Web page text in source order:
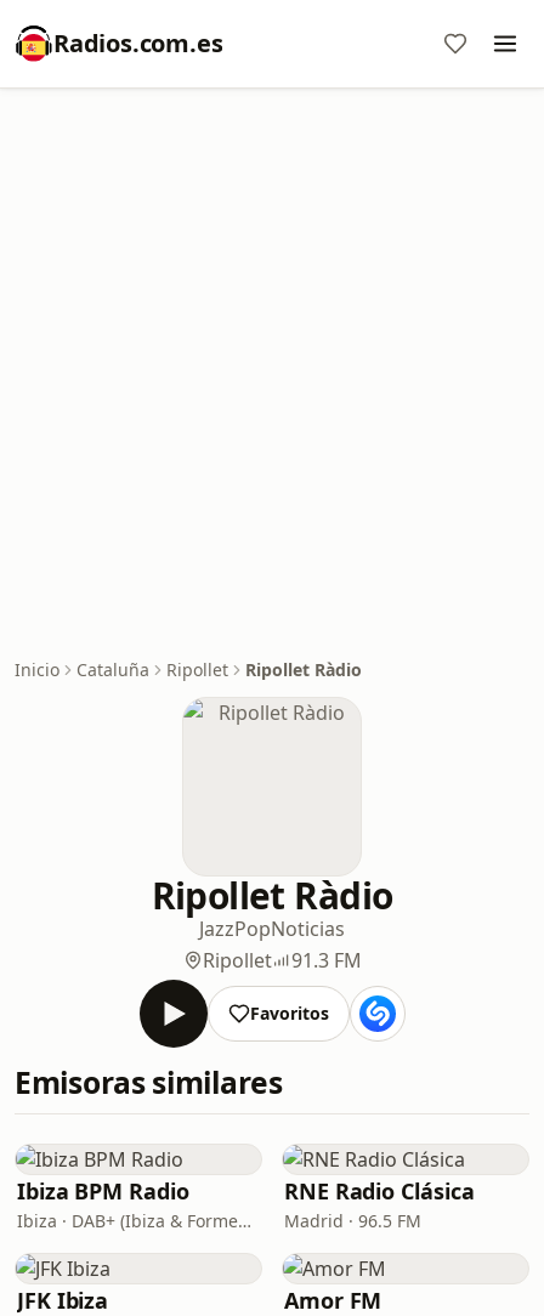
Radios.com.es
Inicio Cataluña Ripollet Ripollet Ràdio
Ripollet Ràdio
JazzPopNoticias
Ripollet
91.3 FM
Favoritos
Emisoras similares
Ibiza BPM Radio
Ibiza · DAB+ (Ibiza & Formentera, Madrid, Barcelona)
RNE Radio Clásica
Madrid · 96.5 FM
JFK Ibiza Amor FM